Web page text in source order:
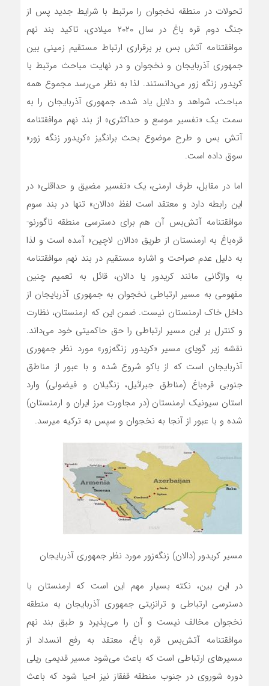
تحولات در منطقه نخجوان را مرتبط با شرایط جدید پس از
جنگ دوم قره باغ در سال ۲۰۲۰ میلادی، تاکید بند نهم
موافقتنامه آتش بس بر برقراری ارتباط مستقیم زمینی بین
جمهوری آذربایجان و نخجوان و در نهایت مباحث مرتبط با
کریدور زنگه زور‌ می‌دانستند. لذا به نظر‌ می‌رسد مجموع همه
مباحث، شواهد و دلایل یاد شده، جمهوری آذربایجان را به
سمت یک «تفسیر موسع و حداکثری» از بند نهم موافقتنامه
آتش بس و طرح موضوع بحث برانگیز «کریدور زنگه زور»
سوق داده است.
اما در مقابل، طرف ارمنی، یک «تفسیر مضیق و حداقلی» در
این رابطه دارد و معتقد است لفظ «دالان» تنها در بند سوم
موافقتنامه آتش‌بس آن هم برای دسترسی منطقه ناگورنو-
قره‌باغ به ارمنستان از طریق «دالان لاچین» آمده است و لذا
به دلیل عدم صراحت و اشاره مستقیم در بند نهم موافقتنامه
به واژگانی مانند کریدور یا دالان، قائل به تعمیم چنین
مفهومی به مسیر ارتباطی نخجوان به جمهوری آذربایجان از
داخل خاک ارمنستان نیست. ضمن این که ارمنستان، نظارت
و کنترل بر این مسیر ارتباطی را حق حاکمیتی خود می‌داند.
نقشه زیر گویای مسیر «کریدور زنگه‌زور» مورد نظر جمهوری
آذربایجان است که از باکو شروع شده و با عبور از مناطق
جنوبی قره‌باغ (مناطق جبرائیل، زنگیلان و فیضولی) وارد
استان سیونیک ارمنستان (در مجاورت مرز ایران و ارمنستان)
شده و با عبور از آنجا به نخجوان و سپس به ترکیه میرسد.
مسیر کریدور (دالان) زنگه‌زور مورد نظر جمهوری آذربایجان
در این بین، نکته بسیار مهم این است که ارمنستان با
دسترسی ارتباطی و ترانزیتی جمهوری آذربایجان به منطقه
نخجوان مخالف نیست و آن را می‌پذیرد و طبق بند نهم
موافقتنامه ‌آتش‌بس قره باغ، معتقد به رفع انسداد از
مسیرهای ارتباطی است که باعث می‌شود مسیر قدیمی ریلی
دوره شوروی در جنوب منطقه قفقاز نیز احیا شود که باعث